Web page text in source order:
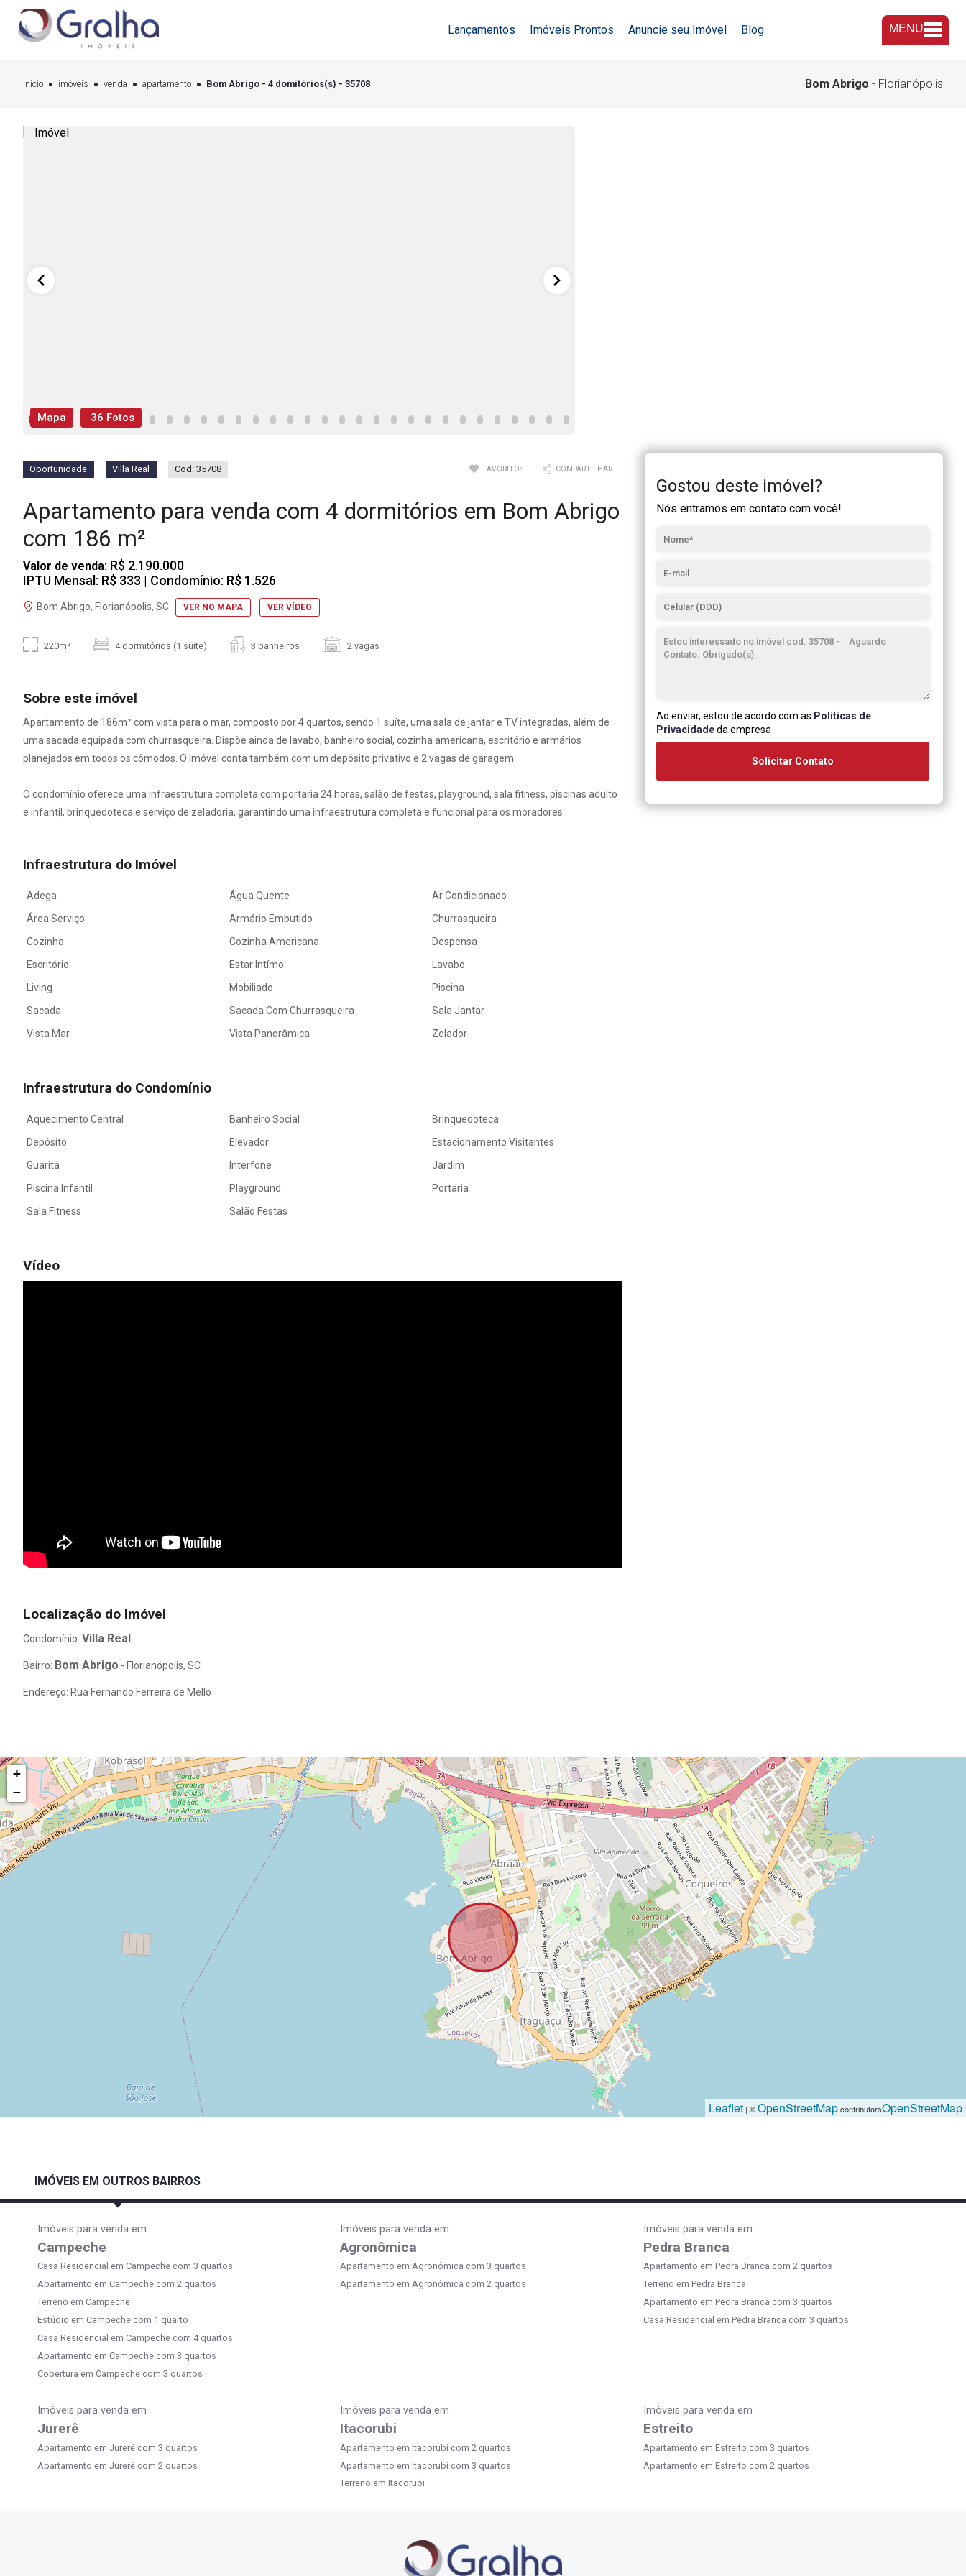
Lançamentos Imóveis Prontos Anuncie seu Imóvel Blog MENU
Início imóveis venda apartamento Bom Abrigo - 4 domitórios(s) - 35708 Bom Abrigo - Florianópolis
Mapa 36 Fotos
Oportunidade Villa Real Cod: 35708 FAVORITOS COMPARTILHAR
Apartamento para venda com 4 dormitórios em Bom Abrigo
com 186 m²
Valor de venda: R$ 2.190.000
IPTU Mensal: R$ 333 | Condomínio: R$ 1.526
Bom Abrigo, Florianópolis, SC VER NO MAPA VER VÍDEO
220m² 4 dormitórios (1 suíte) 3 banheiros 2 vagas
Sobre este imóvel
Apartamento de 186m² com vista para o mar, composto por 4 quartos, sendo 1 suíte, uma sala de jantar e TV integradas, além de
uma sacada equipada com churrasqueira. Dispõe ainda de lavabo, banheiro social, cozinha americana, escritório e armários
planejados em todos os cômodos. O imóvel conta também com um depósito privativo e 2 vagas de garagem.
O condomínio oferece uma infraestrutura completa com portaria 24 horas, salão de festas, playground, sala fitness, piscinas adulto
e infantil, brinquedoteca e serviço de zeladoria, garantindo uma infraestrutura completa e funcional para os moradores.
Infraestrutura do Imóvel
Adega Água Quente
Ar Condicionado
Área Serviço
Armário Embutido
Churrasqueira
Cozinha
Cozinha Americana
Despensa
Escritório
Estar Intímo
Lavabo
Living
Mobiliado
Piscina
Sacada
Sacada Com Churrasqueira
Sala Jantar
Vista Mar
Vista Panorâmica Zelador
Infraestrutura do Condomínio
Aquecimento Central Banheiro Social
Brinquedoteca
Depósito
Elevador
Estacionamento Visitantes
Guarita
Interfone
Jardim
Piscina Infantil
Playground
Portaria
Sala Fitness
Salão Festas
Vídeo
Localização do Imóvel
Condomínio: Villa Real
Bairro: Bom Abrigo - Florianópolis, SC
Endereço: Rua Fernando Ferreira de Mello
Gostou deste imóvel?
Nós entramos em contato com você!
Ao enviar, estou de acordo com as Políticas de
Privacidadeda empresa
Solicitar Contato
+
−
Leaflet | ©OpenStreetMapcontributorsOpenStreetMap
IMÓVEIS EM OUTROS BAIRROS
Imóveis para venda em
Campeche
Casa Residencial em Campeche com 3 quartos
Apartamento em Campeche com 2 quartos
Terreno em Campeche
Estúdio em Campeche com 1 quarto
Casa Residencial em Campeche com 4 quartos
Apartamento em Campeche com 3 quartos
Cobertura em Campeche com 3 quartos
Imóveis para venda em
Agronômica
Apartamento em Agronômica com 3 quartos
Apartamento em Agronômica com 2 quartos
Imóveis para venda em
Pedra Branca
Apartamento em Pedra Branca com 2 quartos
Terreno em Pedra Branca
Apartamento em Pedra Branca com 3 quartos
Casa Residencial em Pedra Branca com 3 quartos
Imóveis para venda em
Jurerê
Apartamento em Jurerê com 3 quartos
Apartamento em Jurerê com 2 quartos
Imóveis para venda em
Itacorubi
Apartamento em Itacorubi com 2 quartos
Apartamento em Itacorubi com 3 quartos
Terreno em Itacorubi
Imóveis para venda em
Estreito
Apartamento em Estreito com 3 quartos
Apartamento em Estreito com 2 quartos